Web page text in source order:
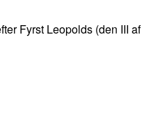
Fyrst Leopolds (den III af